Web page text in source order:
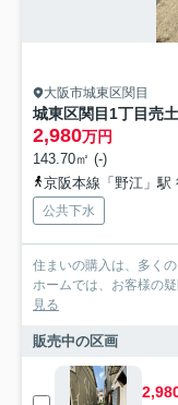
大阪市城東区関目
城東区関目1丁目売
2,980万円
143.70㎡ (-)
京阪本線「野江」駅
公共下水
住まいの購入は、多く
ホームでは、お客様の
見る
販売中の区画